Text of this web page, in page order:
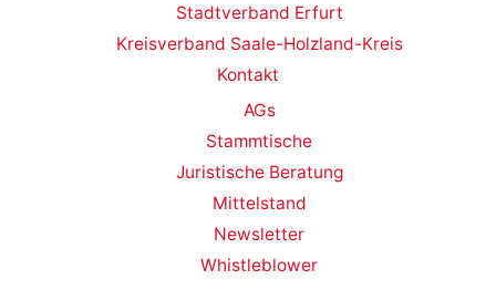
Stadtverband Erfurt
Kreisverband Saale-Holzland-Kreis
Kontakt
AGs
Stammtische
Juristische Beratung
Mittelstand
Newsletter
Whistleblower